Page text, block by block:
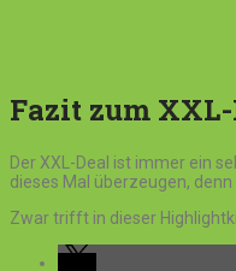
Fazit zum
Der XXL-Deal ist immer ein
dieses Mal überzeugen,
Zwar trifft in dieser